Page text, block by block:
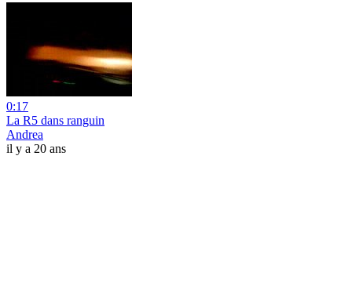
0:17
La R5 dans ranguin
Andrea
il y a 20 ans